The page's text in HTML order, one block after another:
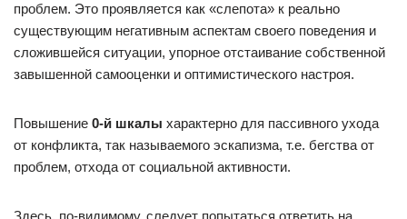
проблем. Это проявляется как «слепота» к реально
существующим негативным аспектам своего поведения и
сложившейся ситуации, упорное отстаивание собственной
завышенной самооценки и оптимистического настроя.
Повышение 0-й шкалы характерно для пассивного ухода
от конфликта, так называемого эскапизма, т.е. бегства от
проблем, отхода от социальной активности.
Здесь, по-видимому, следует попытаться ответить на